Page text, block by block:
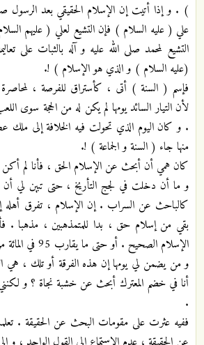
) . و إذا أتيت إن الإسلام الحقيقي بعد الرسول
علي ( عليه السلام ) فإن التشيع لعلي ( عليهم
التشيع لمحمد صلى الله عليه و آله بالثبات على
(عليه السلام ) و الذي هو الإسلام ) !.
فإسم ( السنة ) أتى ، كأستراق للفرصة ،
لأن التيار السائد يومها لم يكن له من الحجة سوى
. و كان اليوم الذي تحولت فيه الخلافة إلى ملك
منها جاء ( السنة و الجماعة ) !.
كان همي أن أبحث عن الإسلام الحق ، فأنا لم
و ما أن دخلت في لجج التأريخ ، حتى تبين لي أن
كالباحث عن السراب . إن الإسلام ، تفرق
بقي من إسلام حق ، بدا للمتمذهبين ، مذهبا .
الإسلام الصحيح . أو حتى ما يقارب 95 في المائة من الإسلام الصحيح ؟
و من يضمن لي يومها إن هذه الفرقة أو تلك ، هي
أنا في خضم المعترك أبحث عن خشبة نجاة ؟ و
.
ففيه عثرت على مقومات البحث عن الحقيقة .